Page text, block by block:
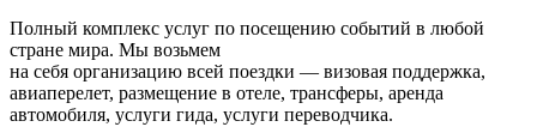
Полный комплекс услуг по посещению событий в любой
стране мира. Мы возьмем
на себя организацию всей поездки — визовая поддержка,
авиаперелет, размещение в отеле, трансферы, аренда
автомобиля, услуги гида, услуги переводчика.